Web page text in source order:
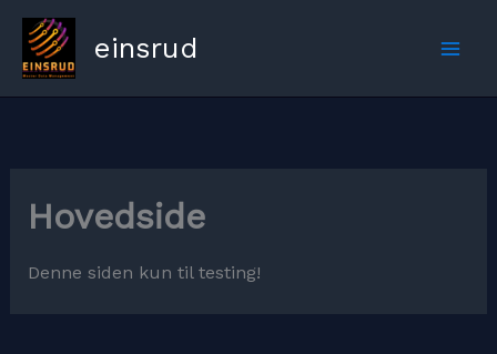
Hopp
rett
innholdet
einsrud
Hovedside
Denne siden kun til testing!